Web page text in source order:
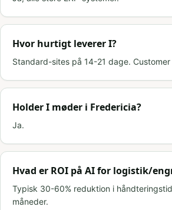
Hvor hurtigt leverer I?
Standard-sites på 14-21 dage.
Holder I møder i Fredericia?
Ja.
Hvad er ROI på AI for logistik/
Typisk 30-60% reduktion i
måneder.